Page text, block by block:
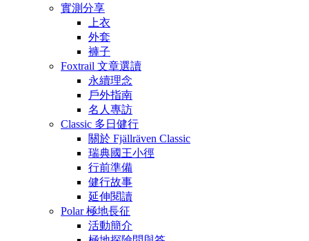
實測分享
上衣
外套
褲子
Foxtrail 文章選讀
永續理念
戶外指南
名人專訪
Classic 多日健行
關於 Fjällräven Classic
瑞典國王小徑
行前準備
健行故事
延伸閱讀
Polar 極地長征
活動簡介